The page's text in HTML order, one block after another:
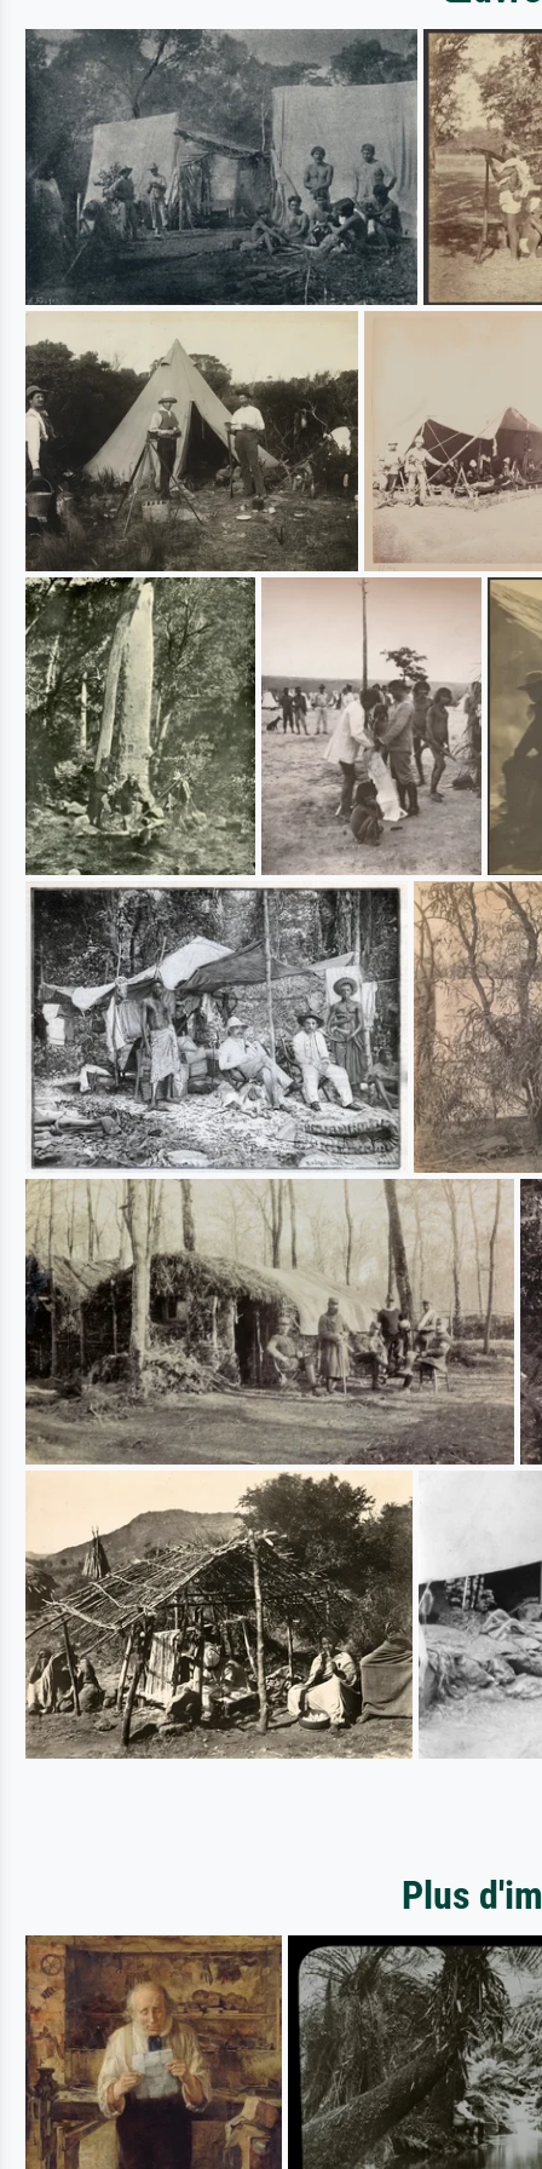
Plus